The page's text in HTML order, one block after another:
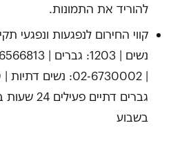
להוריד את התמונות.
בשבוע